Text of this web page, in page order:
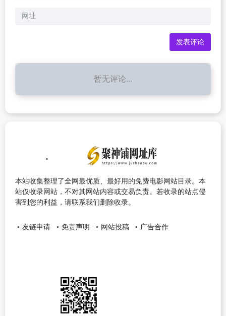
暂无评论...
本站收集整理了全网最优质、最好用的免费电影网站目录。本
站仅收录网站，不对其网站内容或交易负责。若收录的站点侵
害到您的利益，请联系我们删除收录。
友链申请 免责声明 网站投稿 广告合作